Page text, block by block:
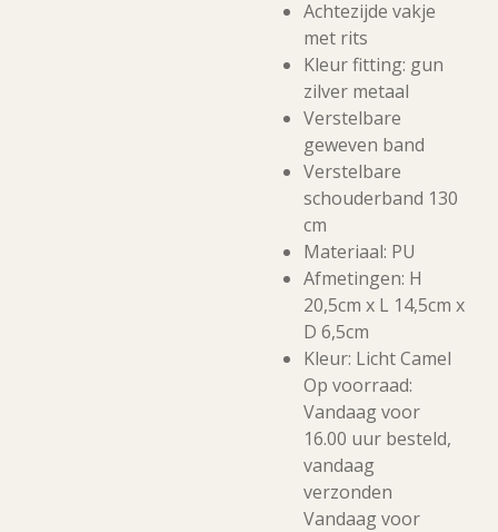
Achtezijde vakje
met rits
Kleur fitting: gun
zilver metaal
Verstelbare
geweven band
Verstelbare
schouderband 130
cm
Materiaal: PU
Afmetingen: H
20,5cm x L 14,5cm x
D 6,5cm
Kleur: Licht Camel
Op voorraad:
Vandaag voor
16.00 uur besteld,
vandaag
verzonden
Vandaag voor